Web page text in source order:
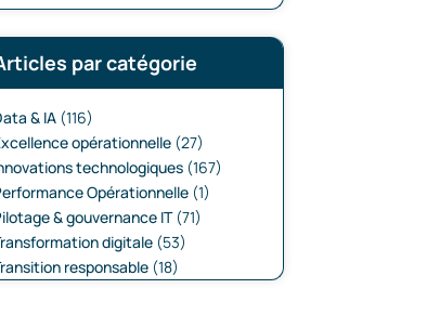
par catégorie
& IA (116)
opérationnelle (27)
technologiques (167)
Opérationnelle (1)
& gouvernance IT(71)
digitale (53)
responsable (18)